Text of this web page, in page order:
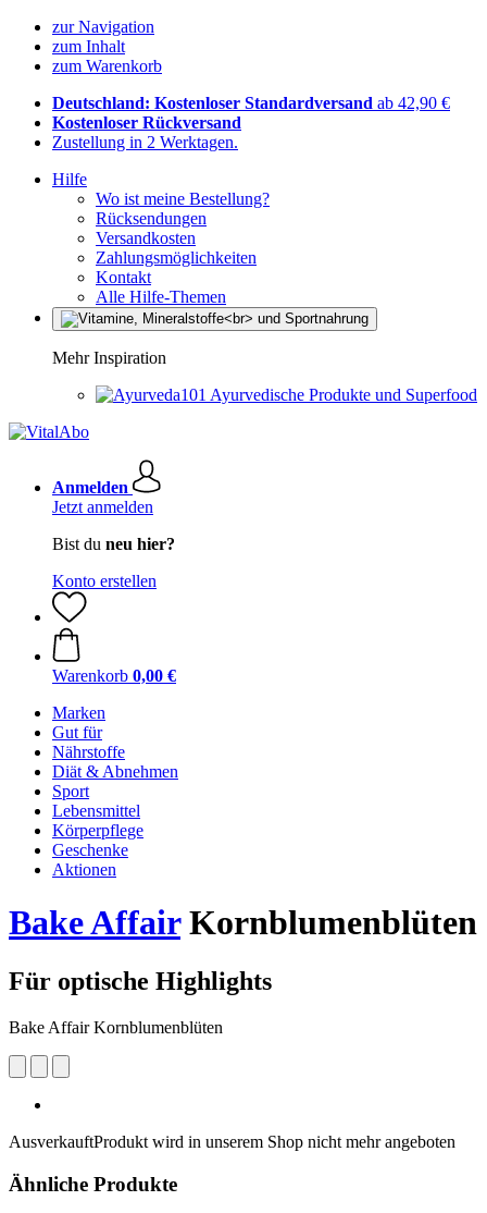
zur Navigation
zum Inhalt
zum Warenkorb
Deutschland: Kostenloser Standardversand ab 42,90 €
Kostenloser Rückversand
Zustellung in 2 Werktagen.
Hilfe
Wo ist meine Bestellung?
Rücksendungen
Versandkosten
Zahlungsmöglichkeiten
Kontakt
Alle Hilfe-Themen
Mehr Inspiration
Ayurvedische Produkte und Superfood
Anmelden
Jetzt anmelden
Bist du neu hier?
Konto erstellen
Warenkorb 0,00 €
Marken
Gut für
Nährstoffe
Diät & Abnehmen
Sport
Lebensmittel
Körperpflege
Geschenke
Aktionen
Bake AffairKornblumenblüten
Für optische Highlights
Bake Affair Kornblumenblüten
AusverkauftProdukt wird in unserem Shop nicht mehr angeboten
Ähnliche Produkte